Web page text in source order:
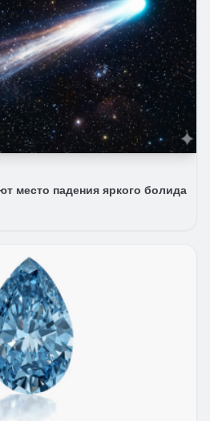
место падения яркого болида